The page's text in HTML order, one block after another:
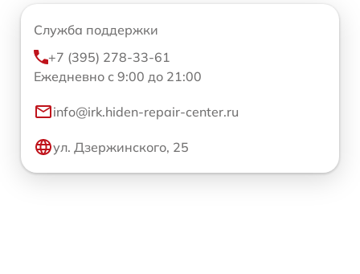
Служба поддержки
+7 (395) 278-33-61
Ежедневно с 9:00 до 21:00
info@irk.hiden-repair-center.ru
ул. Дзержинского, 25